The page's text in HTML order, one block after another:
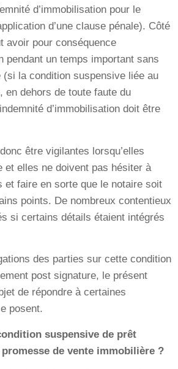
d’immobilisation pour le
d’une clause pénale). Côté
avoir pour conséquence
pendant un temps important sans
(si la condition suspensive liée au
en dehors de toute faute du
d’immobilisation doit être
être vigilantes lorsqu’elles
et elles ne doivent pas hésiter à
et faire en sorte que le notaire soit
points. De nombreux contentieux
si certains détails étaient intégrés
des parties sur cette condition
post signature, le présent
de répondre à certaines
posent.
suspensive de prêt
de vente immobilière ?